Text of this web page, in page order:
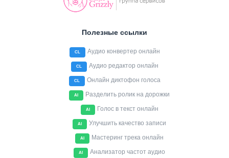
Полезные ссылки
CL Аудио конвертер онлайн
CL Аудио редактор онлайн
CL Онлайн диктофон голоса
AI Разделить ролик на дорожки
AI Голос в текст онлайн
AI Улучшить качество записи
AI Мастеринг трека онлайн
AI Анализатор частот аудио